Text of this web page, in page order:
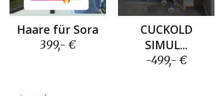
Haare für Sora
399,- €
CUCKOLD
SIMUL...
-499,- €